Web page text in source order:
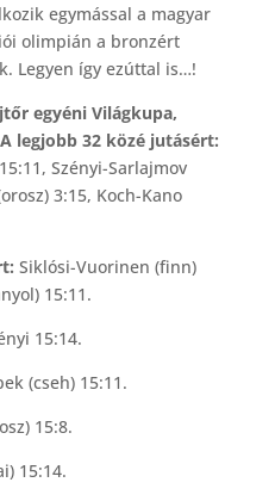
egymással a magyar
olimpián a bronzért
Legyen így ezúttal is…!
egyéni Világkupa,
legjobb 32 közé jutásért:
Szényi-Sarlajmov
3:15, Koch-Kano
Siklósi-Vuorinen (finn)
15:11.
15:14.
(cseh) 15:11.
15:8.
15:14.